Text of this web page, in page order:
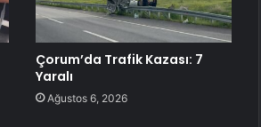
Çorum’da Trafik Kazası: 7
Yaralı
Ağustos 6, 2026